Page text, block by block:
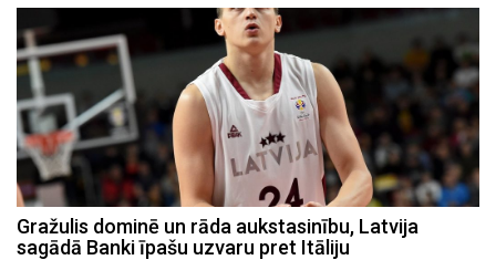
Gražulis dominē un rāda aukstasinību, Latvija
sagādā Banki īpašu uzvaru pret Itāliju